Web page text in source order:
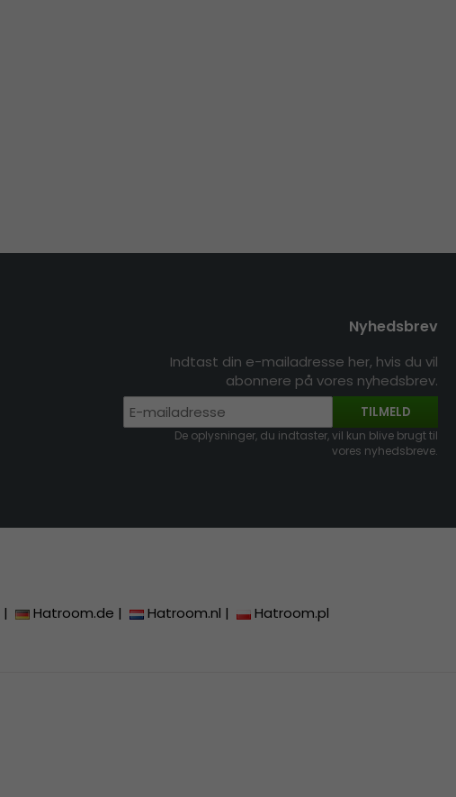
Nyhedsbrev
Indtast din e-mailadresse her, hvis du vil
abonnere på vores nyhedsbrev.
TILMELD
De oplysninger, du indtaster, vil kun blive brugt til
vores nyhedsbreve.
| Hatroom.de | Hatroom.nl | Hatroom.pl